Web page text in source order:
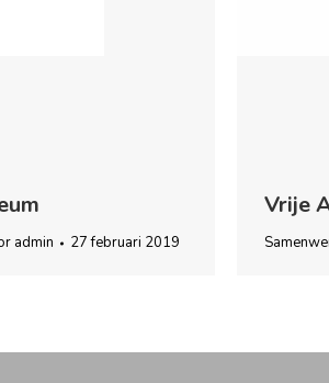
admin 27 februari 2019
Vrije